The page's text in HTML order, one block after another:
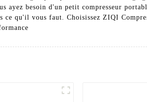
ayez besoin d'un petit compresseur
qu'il vous faut. Choisissez ZIQI